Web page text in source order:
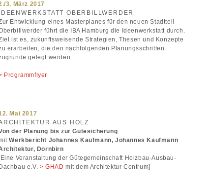
3. März 2017
IDEENWERKSTATT OBERBILLWERDER
Entwicklung eines Masterplanes für den neuen Stadtteil
führt die IBA Hamburg die Ideenwerkstatt durch.
ist es, zukunftsweisende Strategien, Thesen und Konzepte
erarbeiten, die den nachfolgenden Planungsschritten
gelegt werden.
Programmflyer
Mai 2017
AUS HOLZ
der Planung bis zur Gütesicherung
Werkbericht Johannes Kaufmann, Johannes Kaufmann
Dornbirn
[Eine Veranstaltung der Gütegemeinschaft Holzbau-Ausbau-
Dachbau e.V. > GHAD mit dem Architektur Centrum]